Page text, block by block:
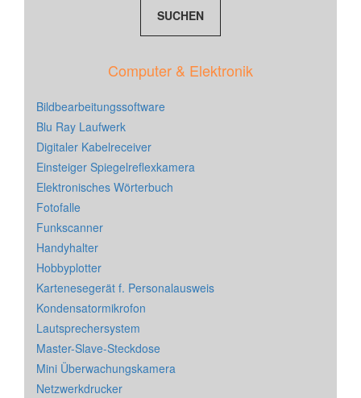
Computer & Elektronik
Bildbearbeitungssoftware
Blu Ray Laufwerk
Digitaler Kabelreceiver
Einsteiger Spiegelreflexkamera
Elektronisches Wörterbuch
Fotofalle
Funkscanner
Handyhalter
Hobbyplotter
Kartenesegerät f. Personalausweis
Kondensatormikrofon
Lautsprechersystem
Master-Slave-Steckdose
Mini Überwachungskamera
Netzwerkdrucker